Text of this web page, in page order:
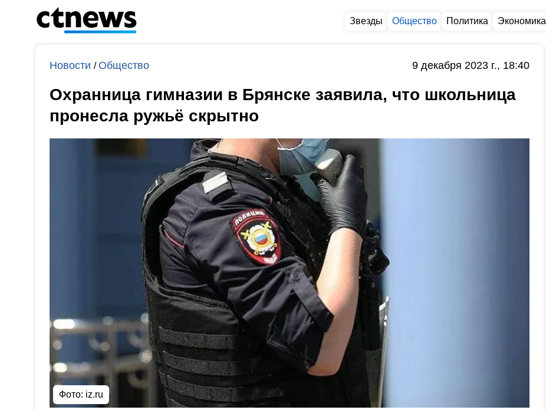
Звезды Общество Политика Экономика
Новости /Общество 9 декабря 2023 г., 18:40
Охранница гимназии в Брянске заявила, что школьница
пронесла ружьё скрытно
Фото: iz.ru